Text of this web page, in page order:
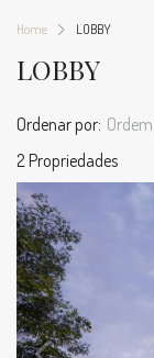
Home LOBBY
LOBBY
2 Propriedades
Ordenar por: